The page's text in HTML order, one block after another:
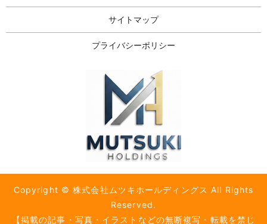
サイトマップ
プライバシーポリシー
Copyright © 株式会社ムツキホールディングス All Rights
Reserved.
【掲載の記事・写真・イラストなどの無断複写・転載を禁じ